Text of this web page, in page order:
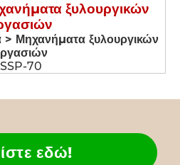
ξυλουργικών
Μηχανήματα ξυλουργικών
SSP-70
εδώ!